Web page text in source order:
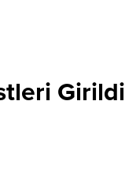
Girildi